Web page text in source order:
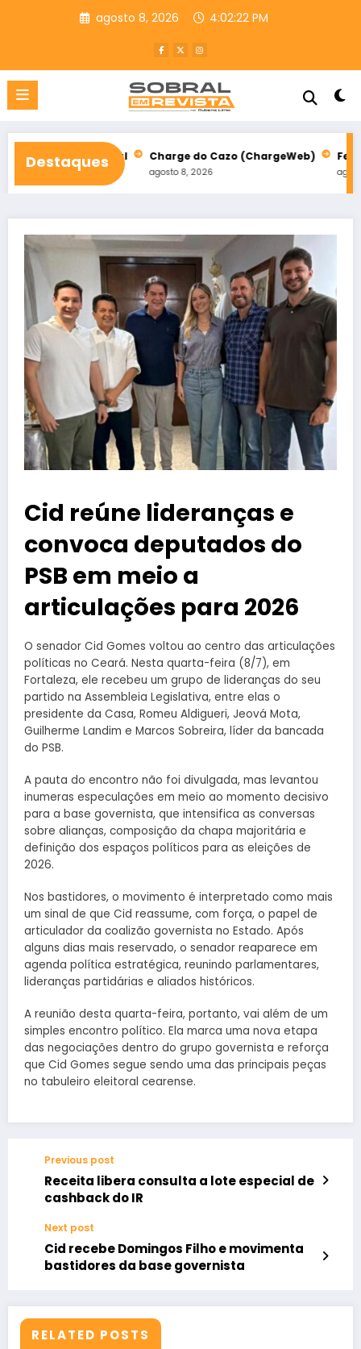
agosto 8, 2026 4:02:23 PM
Destaques
Sobral Charge do Cazo (ChargeWeb)
agosto 8, 2026
Festival da Paz
Cid reúne lideranças e
convoca deputados do
PSB em meio a
articulações para 2026
O senador Cid Gomes voltou ao centro das articulações
políticas no Ceará. Nesta quarta-feira (8/7), em
Fortaleza, ele recebeu um grupo de lideranças do seu
partido na Assembleia Legislativa, entre elas o
presidente da Casa, Romeu Aldigueri, Jeová Mota,
Guilherme Landim e Marcos Sobreira, líder da bancada
do PSB.
A pauta do encontro não foi divulgada, mas levantou
inumeras especulações em meio ao momento decisivo
para a base governista, que intensifica as conversas
sobre alianças, composição da chapa majoritária e
definição dos espaços políticos para as eleições de
2026.
Nos bastidores, o movimento é interpretado como mais
um sinal de que Cid reassume, com força, o papel de
articulador da coalizão governista no Estado. Após
alguns dias mais reservado, o senador reaparece em
agenda política estratégica, reunindo parlamentares,
lideranças partidárias e aliados históricos.
A reunião desta quarta-feira, portanto, vai além de um
simples encontro político. Ela marca uma nova etapa
das negociações dentro do grupo governista e reforça
que Cid Gomes segue sendo uma das principais peças
no tabuleiro eleitoral cearense.
Previous post
Receita libera consulta a lote especial de
cashback do IR
Next post
Cid recebe Domingos Filho e movimenta
bastidores da base governista
RELATED POSTS